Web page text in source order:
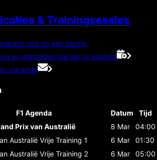
& Trainingsessies
ons op een biertje.
en starttijden toe aan je agenda
via email
F1 Agenda Datum
Tijd
Prix van Australië
8 Mar
04:00
Australië Vrije Training 1 6 Mar
01:30
Australië Vrije Training 2 6 Mar
05:00